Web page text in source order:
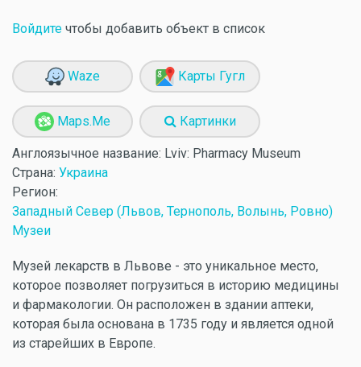
Войдите чтобы добавить объект в список
Waze Карты Гугл
Maps.Me Картинки
Англоязычное название: Lviv: Pharmacy Museum
Страна: Украина
Регион:
Западный Север (Львов, Тернополь, Волынь, Ровно)
Музеи
Музей лекарств в Львове - это уникальное место,
которое позволяет погрузиться в историю медицины
и фармакологии. Он расположен в здании аптеки,
которая была основана в 1735 году и является одной
из старейших в Европе.